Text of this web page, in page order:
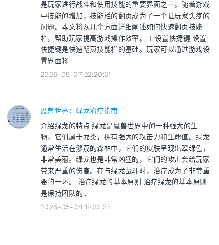
是玩家进行战斗和使用技能的重要界面之一。随着游戏
中技能的增加，技能栏的翻页成为了一个让玩家头疼的
问题。本文将从几个方面详细阐述如何快速翻页技能
栏，帮助玩家提高游戏操作效率。 1. 设置快捷键 设置
快捷键是快速翻页技能栏的基础。玩家可以通过游戏设
置界面将...
2026-05-07 22:20:51
魔兽世界：绿龙治疗指南
介绍绿龙的特点 绿龙是魔兽世界中的一种强大的生
物，它们属于龙类，拥有强大的攻击力和生命值。绿龙
通常生活在繁茂的森林中，它们的皮肤呈现出翠绿色，
非常美丽。绿龙也是非常凶猛的，它们的攻击会给玩家
带来严重的伤害。在与绿龙战斗时，治疗成为了非常重
要的一环。 治疗绿龙的基本原则 治疗绿龙的基本原则
是保持团队的...
2026-05-08 19:33:35